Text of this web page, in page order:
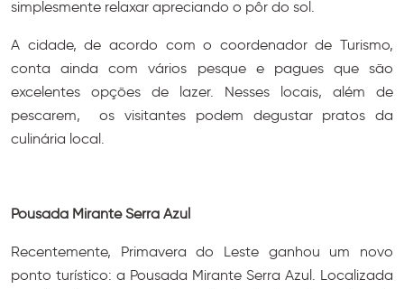
simplesmente relaxar apreciando o pôr do sol.
A cidade, de acordo com o coordenador de Turismo,
conta ainda com vários pesque e pagues que são
excelentes opções de lazer. Nesses locais, além de
pescarem, os visitantes podem degustar pratos da
culinária local.
Pousada Mirante Serra Azul
Recentemente, Primavera do Leste ganhou um novo
ponto turístico: a Pousada Mirante Serra Azul. Localizada